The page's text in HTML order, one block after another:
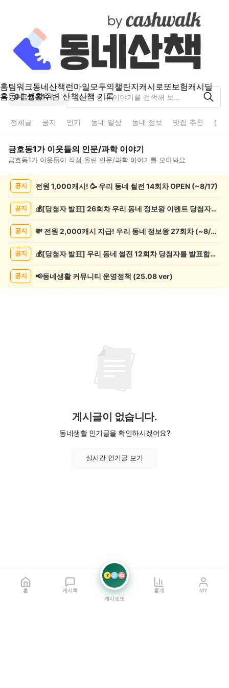
홈팀워크동네산책런마일모두의챌린지캐시로또보험캐시딜
홈동네 생활주변 산책산책 기록
금호동1가
전체글 공지 인기 동네 일상 동네 정보 맛집 추천 분
금호동1가이웃들의 인문/과학이야기
금호동1가 이웃들이 직접 올린 인문/과학 이야기를 모아봐요
문/
글
공지 전원 1,000캐시! 🥳 우리 동네 썰전 14회차 OPEN (~8/17)
공지 💰[당첨자 발표] 26회차 우리 동네 정보왕 이벤트 당첨자를 발표합니다!
공지 💸 전원 2,000캐시 지급! 우리 동네 정보왕 27회차 (~8/10)
공지 💰[당첨자 발표] 우리 동네 썰전 12회차 당첨자를 발표합니다!
공지 📢동네생활 커뮤니티 운영정책 (25.08 ver)
게시글이 없습니다.
동네생활 인기글을 확인하시겠어요?
실시간 인기글 보기
홈 캐시톡
7 21 42
캐시로또
통계 MY